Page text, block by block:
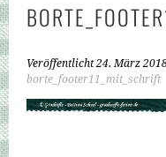
Veröffentlicht24. März
borte_footer11_mit_schrift